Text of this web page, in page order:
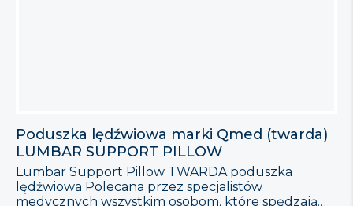
Poduszka lędźwiowa marki Qmed (twarda)
LUMBAR SUPPORT PILLOW
Lumbar Support Pillow TWARDA poduszka
lędźwiowa Polecana przez specjalistów
medycznych wszystkim osobom, które spędzają